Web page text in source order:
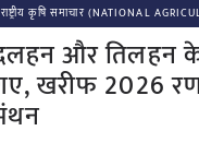
राष्ट्रीय कृषि समाचार (NATIONAL
और तिलहन
खरीफ 2026